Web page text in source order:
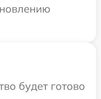
будет готово